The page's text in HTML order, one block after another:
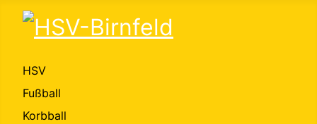
HSV
Fußball
Korbball